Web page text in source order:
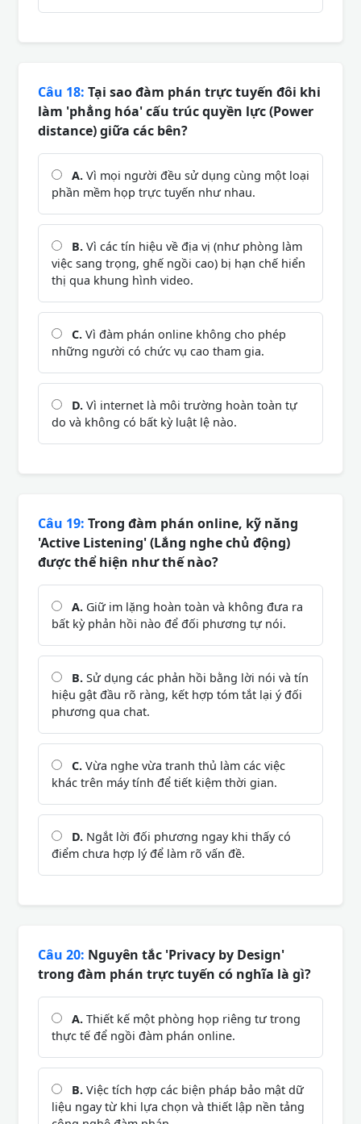
Câu 18: Tại sao đàm phán trực tuyến đôi khi
làm 'phẳng hóa' cấu trúc quyền lực (Power
distance) giữa các bên?
A. Vì mọi người đều sử dụng cùng một loại
phần mềm họp trực tuyến như nhau.
B. Vì các tín hiệu về địa vị (như phòng làm
việc sang trọng, ghế ngồi cao) bị hạn chế hiển
thị qua khung hình video.
C. Vì đàm phán online không cho phép
những người có chức vụ cao tham gia.
D. Vì internet là môi trường hoàn toàn tự
do và không có bất kỳ luật lệ nào.
Câu 19: Trong đàm phán online, kỹ năng
'Active Listening' (Lắng nghe chủ động)
được thể hiện như thế nào?
A. Giữ im lặng hoàn toàn và không đưa ra
bất kỳ phản hồi nào để đối phương tự nói.
B. Sử dụng các phản hồi bằng lời nói và tín
hiệu gật đầu rõ ràng, kết hợp tóm tắt lại ý đối
phương qua chat.
C. Vừa nghe vừa tranh thủ làm các việc
khác trên máy tính để tiết kiệm thời gian.
D. Ngắt lời đối phương ngay khi thấy có
điểm chưa hợp lý để làm rõ vấn đề.
Câu 20: Nguyên tắc 'Privacy by Design'
trong đàm phán trực tuyến có nghĩa là gì?
A. Thiết kế một phòng họp riêng tư trong
thực tế để ngồi đàm phán online.
B. Việc tích hợp các biện pháp bảo mật dữ
liệu ngay từ khi lựa chọn và thiết lập nền tảng